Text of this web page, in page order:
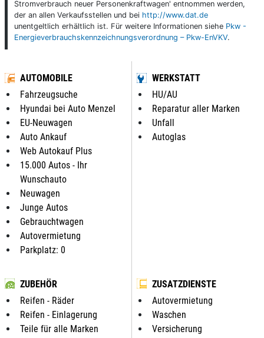
Stromverbrauch neuer Personenkraftwagen' entnommen werden,
der an allen Verkaufsstellen und bei http://www.dat.de
unentgeltlich erhältlich ist. Für weitere Informationen siehe Pkw -
Energieverbrauchskennzeichnungsverordnung – Pkw-EnVKV.
AUTOMOBILE
Fahrzeugsuche
Hyundai bei Auto Menzel
EU-Neuwagen
Auto Ankauf
Web Autokauf Plus
15.000 Autos - Ihr
Wunschauto
Neuwagen
Junge Autos
Gebrauchtwagen
Autovermietung
Parkplatz: 0
WERKSTATT
HU/AU
Reparatur aller Marken
Unfall
Autoglas
ZUBEHÖR
Reifen - Räder
Reifen - Einlagerung
Teile für alle Marken
ZUSATZDIENSTE
Autovermietung
Waschen
Versicherung